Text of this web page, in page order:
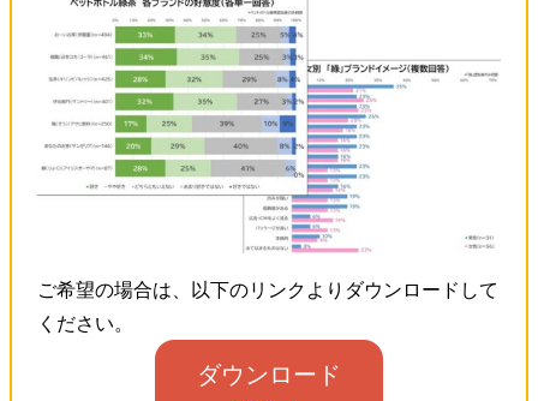
ご希望の場合は、以下のリンクよりダウンロードして
ください。
ダウンロード